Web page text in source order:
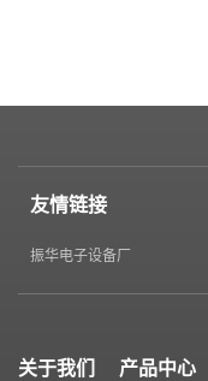
友情链接
振华电子设备厂
关于我们 产品中心